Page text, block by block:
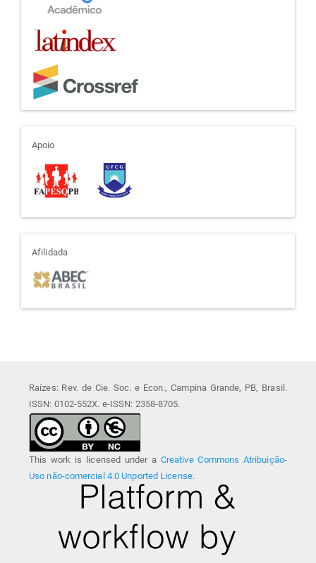
apoio
Apoio
afiliada
Afilidada
Raízes: Rev. de Cie. Soc. e Econ., Campina Grande, PB, Brasil.
ISSN: 0102-552X. e-ISSN: 2358-8705.
This work is licensed under a Creative Commons Atribuição-
Uso não-comercial 4.0 Unported License.